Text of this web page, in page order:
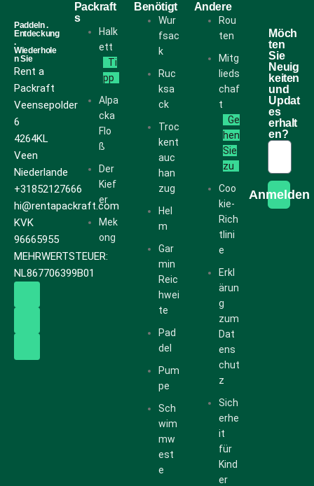
Paddeln .
Entdeckung
.
Wiederhole
n Sie
Rent a
Packraft
Veensepolder
6
4264KL
Veen
Niederlande
+31852127666
hi@rentapackraft.com
KVK
96665955
MEHRWERTSTEUER:
NL867706399B01
Packraft
s
Halk
ett
Ti
pp
Alpa
cka
Flo
ß
Der
Kief
er
Mek
ong
Benötigt
Wur
fsac
k
Ruc
ksa
ck
Troc
kent
auc
han
zug
Hel
m
Gar
min
Reic
hwei
te
Pad
del
Pum
pe
Sch
wim
mw
est
e
Andere
Rou
ten
Mitg
lieds
chaf
t
Ge
hen
Sie
zu
Coo
kie-
Rich
tlini
e
Erkl
ärun
g
zum
Dat
ens
chut
z
Sich
erhe
it
für
Kind
er
Möch
ten
Sie
Neuig
keiten
und
Updat
es
erhalt
en?
Anmelden